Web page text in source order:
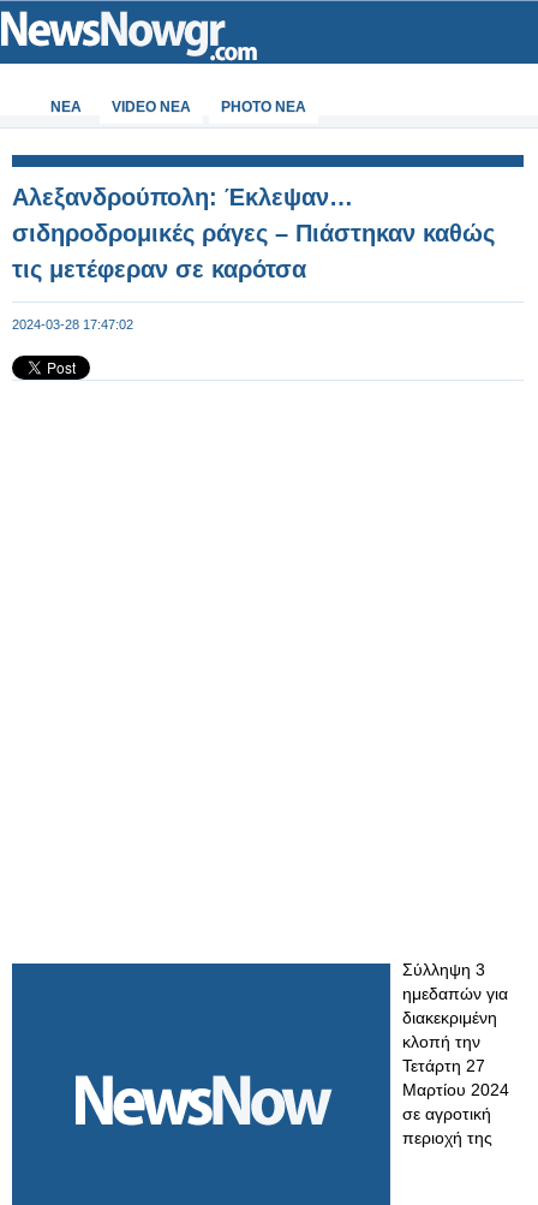
ΝΕΑ VIDEO NEA PHOTO NEA
Αλεξανδρούπολη: Έκλεψαν…
σιδηροδρομικές ράγες – Πιάστηκαν καθώς
τις μετέφεραν σε καρότσα
2024-03-28 17:47:02
Σύλληψη 3
ημεδαπών για
διακεκριμένη
κλοπή την
Τετάρτη 27
Μαρτίου 2024
σε αγροτική
περιοχή της